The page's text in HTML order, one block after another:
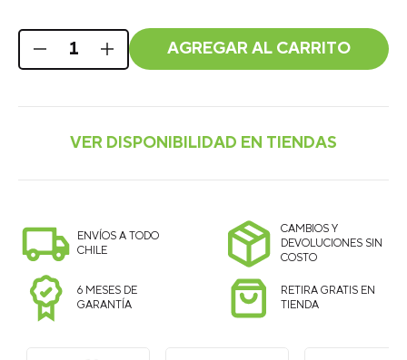
AGREGAR AL CARRITO
ENVÍOS A TODO
CHILE
CAMBIOS Y
DEVOLUCIONES SIN
COSTO
6 MESES DE
GARANTÍA
RETIRA GRATIS EN
TIENDA